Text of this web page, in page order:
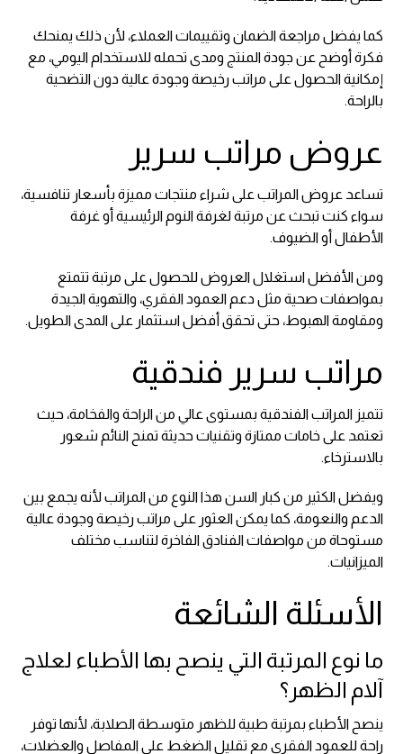
كما يفضل مراجعة الضمان وتقييمات العملاء، لأن ذلك يمنحك
فكرة أوضح عن جودة المنتج ومدى تحمله للاستخدام اليومي، مع
إمكانية الحصول على مراتب رخيصة وجودة عالية دون التضحية
بالراحة.
عروض مراتب سرير
تساعد عروض المراتب على شراء منتجات مميزة بأسعار تنافسية،
سواء كنت تبحث عن مرتبة لغرفة النوم الرئيسية أو غرفة
الأطفال أو الضيوف.
ومن الأفضل استغلال العروض للحصول على مرتبة تتمتع
بمواصفات صحية مثل دعم العمود الفقري، والتهوية الجيدة
ومقاومة الهبوط، حتى تحقق أفضل استثمار على المدى الطويل.
مراتب سرير فندقية
تتميز المراتب الفندقية بمستوى عالي من الراحة والفخامة، حيث
تعتمد على خامات ممتازة وتقنيات حديثة تمنح النائم شعور
بالاسترخاء.
ويفضل الكثير من كبار السن هذا النوع من المراتب لأنه يجمع بين
الدعم والنعومة، كما يمكن العثور على مراتب رخيصة وجودة عالية
مستوحاة من مواصفات الفنادق الفاخرة لتناسب مختلف
الميزانيات.
الأسئلة الشائعة
ما نوع المرتبة التي ينصح بها الأطباء لعلاج
آلام الظهر؟
ينصح الأطباء بمرتبة طبية للظهر متوسطة الصلابة، لأنها توفر
راحة للعمود الفقري مع تقليل الضغط على المفاصل والعضلات،